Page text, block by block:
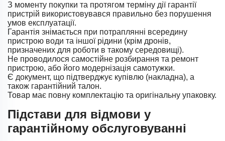
З моменту покупки та протягом терміну дії гарантії
пристрій використовувався правильно без порушення
умов експлуатації.
Гарантія знімається при потраплянні всередину
пристрою води та іншої рідини (крім дронів,
призначених для роботи в такому середовищі).
Не проводилося самостійне розбирання та ремонт
пристрою, або його модернізація самотужки.
Є документ, що підтверджує купівлю (накладна), а
також гарантійний талон.
Товар має повну комплектацію та оригінальну упаковку.
Підстави для відмови у
гарантійному обслуговуванні